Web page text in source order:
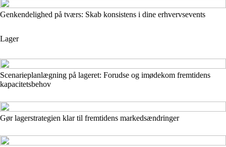
Genkendelighed på tværs: Skab konsistens i dine erhvervsevents
Lager
Scenarieplanlægning på lageret: Forudse og imødekom fremtidens
kapacitetsbehov
Gør lagerstrategien klar til fremtidens markedsændringer